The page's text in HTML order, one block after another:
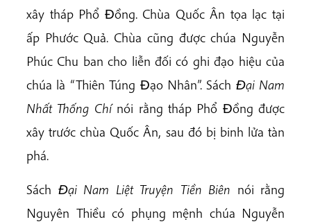
xây tháp Phổ Ðồng. Chùa Quốc Ân tọa lạc tại
ấp Phước Quả. Chùa cũng được chúa Nguyễn
Phúc Chu ban cho liễn đối có ghi đạo hiệu của
chúa là “Thiên Túng Ðạo Nhân”. Sách Ðại Nam
Nhất Thống Chí nói rằng tháp Phổ Ðồng được
xây trước chùa Quốc Ân, sau đó bị binh lửa tàn
phá.
Sách Ðại Nam Liệt Truyện Tiền Biên nói rằng
Nguyên Thiều có phụng mệnh chúa Nguyễn